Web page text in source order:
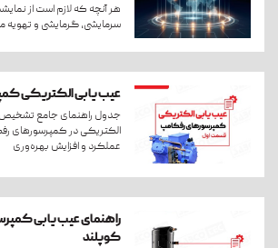
هر آنچه که لازم است از
سرمایشی، گرمایشی و تهویه
عیب یابی الکتریکی
جدول راهنمای جامع
الکتریکی در کمپرسورهای
عملکرد و افزایش بهره‌وری
راهنمای عیب یابی
کوپلند